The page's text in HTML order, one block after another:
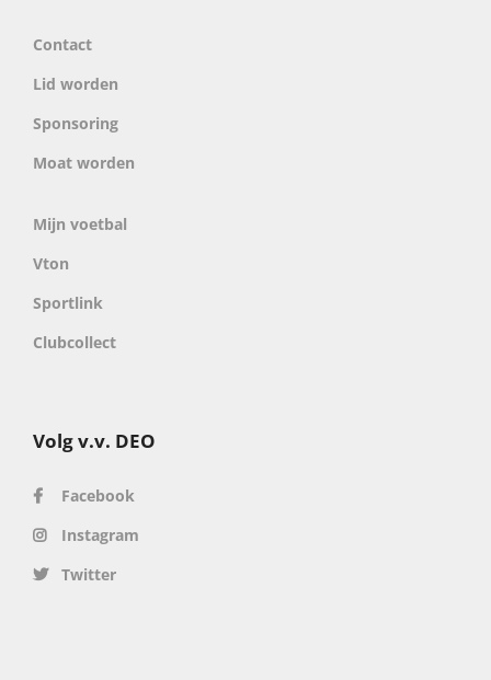
Contact
Lid worden
Sponsoring
Moat worden
Mijn voetbal
Vton
Sportlink
Clubcollect
Volg v.v. DEO
Facebook
Instagram
Twitter